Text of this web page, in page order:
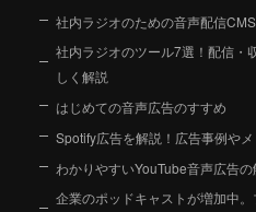
社内ラジオのための音声配信CMS
社内ラジオのツール7選！配信・
しく解説
はじめての音声広告のすすめ
Spotify広告を解説！広告事例や
わかりやすいYouTube音声広告の
企業のポッドキャストが増加中